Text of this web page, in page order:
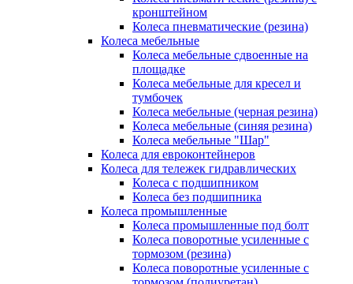
кронштейном
Колеса пневматические (резина)
Колеса мебельные
Колеса мебельные сдвоенные на
площадке
Колеса мебельные для кресел и
тумбочек
Колеса мебельные (черная резина)
Колеса мебельные (синяя резина)
Колеса мебельные "Шар"
Колеса для евроконтейнеров
Колеса для тележек гидравлических
Колеса с подшипником
Колеса без подшипника
Колеса промышленные
Колеса промышленные под болт
Колеса поворотные усиленные с
тормозом (резина)
Колеса поворотные усиленные с